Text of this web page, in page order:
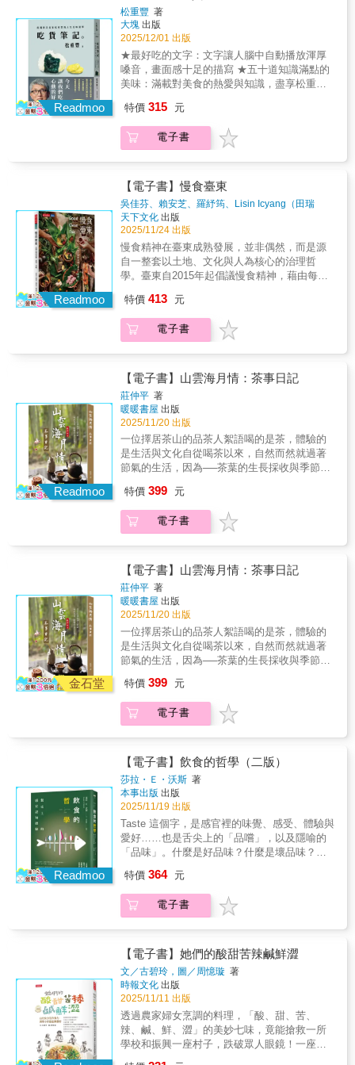
糕的差異？▍茶香入甜單元架構 PART 1 茶香
初章文化・知識・應用：認識世界茶文化與茶
葉應用，解鎖甜點失敗因與改善法。PART 2 烘
焙茶點餅乾・司康・塔・泡芙・蛋糕：茶香入
甜，香氣層層釋放深邃茶葉韻味。PART 3 冰涼
輕甜：冷點・冰品・輕甜點：茶香與冰涼口
感，呈現輕盈的甜美層次。PART 4 速配茶飲：
冷飲・熱飲：創意茶飲與經典沖泡法，甜點的
最佳搭檔。【WHO誰需要本書】 ✓ 餐飲業
者：應用於茶餐廳、咖啡館、甜點店、網路團
力。✓ 美食探索族群：追求新鮮感與文化深度
的你。✓ 書籍收藏者：兼具文化與實作價值的
主題書。【編輯實作分享】 ✦ 阿薩姆紅茶味蘿
蜜雅：焦糖茶香交織脆糖口感，層次豐富。✦
焙茶白巧克力司康：濃郁焙茶香氣結合奶香白
巧克力，溫潤柔和。✦ 紅玉茶香鳳梨酥：紅玉
紅茶融入餅皮，茶香深沉、果韻馥郁。✦ 包種
香氣，甜潤不膩。✦ 玄米茶閃電泡芙：玄米茶
雅。✦ 洋甘菊白巧克力雪糕：花香與奶香交
融，口感絲滑細膩，清新又療癒。✦ 泰式奶茶
焦糖布丁：東方香料茶韻遇上歐風布丁，焦糖
香濃、滑順柔軟。✦ 老薑紅茶黑糖飲：錫蘭紅
茶果香厚韻融入老薑與黑糖，暖身最佳茶飲。
✦ 蔚藍美味書延伸：一鍋到底快煮菜、今天煮
什麼？、尚好呷台灣小吃【本書特色】✦ 跨文
化視角：從台灣出發，走進亞洲、歐洲、美洲
與非洲的茶文化。✦ 材料親民：使用市售易得
的材料、茶葉、茶粉。✦ 食譜多元：37道烘焙
點心╳12道冰涼甜點╳7道速配茶飲。✦ 新手友
善：1100張步驟圖＋Q＆A解惑，一看就懂。✦
文化實作兼具：從茶知識到沖泡溫度全掌握。
✦ 附影片QRCODE：手機隨掃即學，跟著實作
不失敗。✦ 甜點物語＆茶香物語：每道產品都
有文化故事，邊學邊食最有味。✦ 創業實用性
業者。【各界誠摯推薦】 王昭瓔│新純香款茶
舖負責人 林利│高雄廣播電臺「午后陽光第一
階段」主持人孫大明│前宸展光電（廈門）股份
有限公司董事長蔡榮章│蔡榮章茶道思想研究所
所長（按姓氏筆畫少至多排列）
是由許多在地的日常共同堆疊而成」，並營造
出像是在攤車前、餐桌邊、田野裡「隨手拍下
的生活片段」──自然、真實卻又有著完整的故
事。
們用米食說故事的美麗三合院。◆臺灣米食是
──以碗就口，品嚐先人的敬穀謝天，走讀節慶
的豐饒◆臺灣以農立國，在我們的飲食記憶
裡、舌尖上都有著對於米食的熟悉，可能來自
於家中很會下廚的長輩，或和節慶、土地有
關，米食餵養了好幾代的臺灣人。春耕、夏
走，挺過烈日和風雨，將期待許久才得以收割
的米，變化成各式各樣，既能填飽家人肚腹，
又能表達敬天謝天心意的食物。甜粿、發粿、
成為好久沒吃的味道，只待追憶，但也有些仍
存在於日常飲食中。作者跟著阿媽和長輩們一
項項學做、一字一句細聊，將這些手製米食的
美好，梳理成富有畫面的圖文，獻給同樣關心
這片土地和下一代的你。書中收錄了阿媽口述
的家傳做法、年節點滴，蘊藏著珍貴的惜食之
心、先人的料理智慧、虔誠信仰、為兒孫祈福
的心願，還有屬於臺灣獨有的米之味。◆傳統
米食製作費心繁瑣，卻是阿媽們燃燒小宇宙並
過年）甜粿是得安安靜靜、恭恭敬敬製作的年
節米食，阿媽會在農曆年前指派任務給家人們
準備前置作業，選在晚上泡米、清晨磨米，特
意選沒人打擾的時刻全心製作，一起來看看炊
粿禁忌、「南煡北炊」的甜粿以及各種吃法，
還有小琉球的「灰燼甜粿」。▌發粿（發粿發
財，來年運勢預測就靠你了）「甜粿好過年，
發粿發財銀」，除了甜粿，發粿也是重要的年
節食物之一，蒸炊後的發粿綻放成三片、五片
的花瓣，對長輩來說，越開越旺就代表著未來
一年運勢能如繁花似錦、興盛富足。 ▌菜頭粿
（冬季著時的清甜美味）農曆年後已是臺灣白
蘿蔔產季的尾聲，阿媽們認為在白蘿蔔「大
出」時做菜頭粿最划算、做出來最好吃。就像
每年冬季與土地的約定，期望著「食菜頭，好
版本，還有加了蒜苗、豬肉和香菇的料多版
本。▌紅龜粿（紅龜好兆享龜年，一食全家福壽
延）烏龜是長壽的象徵，龜的臺語「ku」音似
「久kú」，將粿做成龜的形狀，向神明與祖先
祈求幸福圓滿、生命綿長，期許人的生命如同
龜 一樣「久久長長」。除了龜，將同樣的粿印
成或製成不同形狀，就有不同名稱和用途；除
的綠豆，加入鹽巴和薑末炒香當成餡的「鹹龜
元宵節，客家人吃菜包和鹹粄圓，當地人稱
「上元節」。農曆正月二十之後，接著是二月
二土地公生，阿媽家的土地公廟會熱烈慶祝、
準備拜拜，在廟裡能看到各式各樣的「米糕
龜」，是農家春祈秋報使用的重要米食。▌草仔
粿（宜雨宜晴三月三，糖漿草粿列先龕）草仔
粿的樣貌不只一種，用青草入粿製作的米食都
能稱為「草仔粿」。像是加入鼠麴草並且包入
菜脯米的版本，還有中部人熟悉、有著香蕉葉
氣息的「包仔粿」、放了艾草的客家「艾
粄」、氣味特殊但美味的「雞屎藤粿」。▌端午
粽（做粽縛粽，迎接夏日來臨）北部粽和南部
粽最大的差異在於「烹煮方式」，因應米種不
同而出現「北炊南煮」。包粽子是種修行，得
坐在椅上數個小時，讓人全神貫注進入心流狀
態的米食！一顆講究的好粽如何做？從處理粽
都是眉角！以及粽子家族的鹼粽、粄粽、粿
粽、鼠麴粿粽，各有千秋。▌米篩目（六月六礤
米篩目，食點心）製作米篩目不繁複，卻需要
至少三人合力、忍耐大灶旁陣陣的高溫熱氣，
一斤的在來米能做出兩斤以上的米篩目，能煮
甜也能煮鹹，是以往的農忙點心、遶境米食。
作者分享米篩目的「世代差異」，以及與臺灣
生活箴言、食譜，與記憶所構成的文學食糧，
由晨至夜，滿桌文字美食，以己身證明高品質
閱讀與飲食對人類文明之重要性！★亞馬遜書
店、《紐約客》、《每日郵報》等【年度好
書】／《紐約時報》、《紐約客》、《書
單》、《柯克斯書評》、《出版人週刊》、
《芝加哥論壇報》《波士頓環球報》等【各界
好評】.†††.「我對邊閱讀邊飲食，和對於在文
真要說的話，這毛病變得比以前更嚴重了。在
內心深處，我依然還是從前那個騎腳踏車回
家、把報紙全部扔在地上後就跑去做一份巨無
子。如今我的背已經不允許我趴在地上太長時
間，但是當我從沙發跑進廚房好幾趟，只為了
讓這份疊加的快樂持續流淌時，我仍舊知曉自
己正在讀一部精妙入神的作品。那是我人生中
最棒的時刻，光是現在回想起來，我幾乎還能
嘗到那番絕妙的滋味。」.「我們談論食物的時
候，從來不是單純在談論食物本身。食物是窺
美感的入口；它觸及我們的本能、學術、神
話、情感、精神與金錢層面。如同詩歌一般，
它向我們揭示了生活之美。它和性愛一樣能夠
與被餵食者，我們藉由將世界放入口中的方式
來了解它。」.†††.身為《紐約時報》備受敬愛
的書評人，德懷特．賈納端出了融合書籍與美
食的作品。這本書是他一生沉迷閱讀、飲食以
及兩者各式結合之產物，既是一部迷人且情感
豐沛的回憶錄，也是只有賈納才能寫出的作
品。他記錄了一整天不同時段——早餐、午
浮現於思緒的作家名句、箴言，以及自己的人
戀，我們見到了紙頁與餐盤後的那個男人，賈
納熱切渴望且永不滿足的形象逐漸顯現。他以
溫柔幽默的筆觸，描繪了他在西維吉尼亞州與
佛羅里達州那不勒斯（Naples）度過的那段充
滿美乃滋的童年時光（還有他父親最拿手的酸
黃瓜花生醬三明治），也寫到了令自己大開眼
界的、來自美食世家的廚師妻子（「克莉小時
候經常把吃剩的田雞腿帶去學校當午餐」），
以及珍視的文字與料理。這是一本值得細細品
味、文火慢燉的作品，雖然很可能只會讓你胃
口大開，激發你想吃得更多的無窮欲望。
Readmoo
松重豐 著
大塊 出版
2025/12/01 出版
★最好吃的文字：文字讓人腦中自動播放渾厚
嗓音，畫面感十足的描寫 ★五十道知識滿點的
美味：滿載對美食的熱愛與知識，盡享松重豐
貴，透過飲食感受人生點滴 「閱讀的瞬間，我
的肚子突然餓了起來⋯⋯」 日本讀者一致警
告： 「請先吃飽再翻開這本書！」 吃貨一致強
比才（飲食作家） 毛奇（飲食作家） 那些日劇
沒有教我的事 林氏璧（日本自助旅遊中毒者）
陪沈團-沈（台南女兒） 莎莎 曾少宗（演員）
痛風老饕（美食Youtuber） 葉怡蘭（飲食生活
作家、《Yilan美食生活玩家》網站主人） 藍白
拖（《百工計畫》作者 松重豐的「私藏口袋名
單」首度公開！ 五十道人生必吃名單、 無法抗
拒的料理記憶、 一本讓你讀到深夜 都想衝去吃
飯的散文集！ 日本最懂吃的男人，寫出一部
家》松重豐首次公開「五十道人生美味清
單」，那些料理不只是味道，更是他人生每一
個階段的記憶與故事。 他以演員級的五感筆
觸，描寫「看、聞、摸、嚐」的瞬間感動，讓
食物不再只是味覺，而是情感與記憶的交織。
從拍攝現場的宵夜便當，到旅途中偶遇的街角
小吃；從福岡家鄉的溫暖家常菜，到與家人共
享的餐桌時光，每一道料理都承載著一段人生
風景。這不是一本食記，而是一部「用味道記
錄人生」的珍貴筆記。 一本讓人又餓、又笑，
想起人生美好時刻的飲食散文集。 每篇文章從
一道料理、一種食材出發，松重豐用幽默、細
膩又深情的筆觸，讓平凡的餐桌成為人生的舞
台：可樂餅搖身一變成為戲劇配角，一顆小小
的鵪鶉蛋，則引出一段屬於昭和味道的故
&mdash;&mdash;那是關於孤獨、幸福、旅
行、家庭與人生的感官之旅。 ＊注意！請勿空
腹閱讀，本書可能導致「深夜訂餐」與「即刻
訂機票飛日本」。 名人推薦語 莎莎
&mdash;&mdash; 我覺得這是一本松重豐先生
想和知心好友說的美食悄悄話，看完後會有一
種身心都得到療癒然後瞬間很餓的好書。 本書
特色 ★《孤獨的美食家》主演親筆寫下
&mdash;&mdash;「五郎下戲後」的吃貨筆記
姿，帶來一場無比迷人的美味書寫。這不只是
散文，而是他在鏡頭之外、餐桌之間，最真實
的味覺記錄與人生感悟。《孤獨的美食家》裡
未曾說出口的美味記憶，全都濃縮在這本書
裡。 ★文字自帶嗓音與畫面感，彷彿五郎在耳
邊低語 一字一句都讓人「看得見食物」，甚至
「聞得到香氣」。從湯頭的蒸氣到筷子夾起時
的重量，松重豐以細膩入微的筆觸重現料理的
氣味、溫度與口感。翻開本書，你的腦中彷彿
自動播放五郎的低沉獨白，肚子餓起來只是時
間問題。 ★滿載對食物的熱愛與知識，打開日
本飲食文化的深層面 這不是單純的「吃飯記
錄」，而是一場味覺與文化的巡禮。從稀有食
材的發現，到料理背後的歷史、人情與職人精
神，松重豐以深厚的熱愛與敬意，寫出食物的
都變得珍貴，從餐桌細節看見人生百味 透過一
道道料理，我們看見了他與家人共享的溫馨時
光，也看見孤獨旅行中一碗熱湯麵的慰藉。本
書不只是寫吃，更是透過飲食書寫人生的喜怒
哀樂與人與人之間的連結。每一頁都讓人感受
到「生活，原來就藏在一口飯裡」。 ★五十道
人生滋味&times;插畫全景呈現，一場專屬吃貨
特價 315 元
電子書
Readmoo
【電子書】慢食臺東
吳佳芬、賴安芝、羅紓筠、Lisin Icyang（田瑞
珍）、牟迎馨著
天下文化 出版
2025/11/24 出版
慢食精神在臺東成熟發展，並非偶然，而是源
自一整套以土地、文化與人為核心的治理哲
學。臺東自2015年起倡議慢食精神，藉由每年
出發的飲食行動」，是「從產地到餐桌」的透
明關係，以及生產者、料理者、消費者三者之
間的共好精神。這樣的詮釋，讓慢食不只是飲
讓外界更理解臺東慢食節發展的歷程與核心概
念。慢食精神在臺東成熟發展，並非偶然，而
是源自一整套以土地、文化與人為核心的治理
哲學。臺東縣長饒慶鈴所提出的「慢經濟」政
策，實際上是一種地方治理的宣言——不傾向
快速開發、拒絕短線思維，強調以慢的節奏打
造深刻底蘊。在這樣的框架下，臺東慢食節不
僅讓外地人嚐到風土滋味，更讓臺東人重新理
解自己的生活方式；慢經濟也讓青年返鄉不只
驗在於：用「慢」重新定義「發展」；不是速
度的比拚，而是韌性的培養；不是一時的亮
點，而是長久的光。
特價 413 元
電子書
Readmoo
【電子書】山雲海月情：茶事日記
莊仲平 著
暖暖書屋 出版
2025/11/20 出版
一位擇居茶山的品茶人絮語喝的是茶，體驗的
是生活與文化自從喝茶以來，自然而然就過著
節氣的生活，因為──茶葉的生長採收與季節息
然緊緊相繫，從品茶中體會人在大自然中天
時、地利與人和的關係。我們生活中存在著節
氣感，節氣隨著歲月流轉更迭，春有百花秋有
氣喝茶過日子，即在感受自然變遷的當下。這
本茶事日記，記錄了一位喝茶人的品茶生活，
隨著四季二十四節氣轉換，與山林一起生息調
節。親訪茶山和茶農，了解茶樹的生長、烘
焙，以及各種烹水、泡茶之工藝知識；品嚐各
式茶種的風味及自製搭配的茶食；布置茶席，
琢磨玩賞各類茶器的型制和觸感；體悟蘊藏在
茶道、茶掛裡的哲理思想和美學韻味。喝茶不
只是品茶，喝茶是一種情境，一種感受，以心
的是生活與文化。所以會在林間清風吹進來的
地方喝茶，在默默蒼蒼有苔香的石上喝茶，在
月光照進來的地方喝茶。相信幸福的人不是因
為擁有的技能多，而是對於日常平凡事物的感
受敏銳，並發現其中的美。期待著未來的每一
天，用茶事來感受生活的美好，並且記錄每一
次與茶的相遇。
特價 399 元
電子書
金石堂
【電子書】山雲海月情：茶事日記
莊仲平 著
暖暖書屋 出版
2025/11/20 出版
一位擇居茶山的品茶人絮語喝的是茶，體驗的
是生活與文化自從喝茶以來，自然而然就過著
節氣的生活，因為──茶葉的生長採收與季節息
然緊緊相繫，從品茶中體會人在大自然中天
時、地利與人和的關係。我們生活中存在著節
氣感，節氣隨著歲月流轉更迭，春有百花秋有
氣喝茶過日子，即在感受自然變遷的當下。這
本茶事日記，記錄了一位喝茶人的品茶生活，
隨著四季二十四節氣轉換，與山林一起生息調
節。親訪茶山和茶農，了解茶樹的生長、烘
焙，以及各種烹水、泡茶之工藝知識；品嚐各
式茶種的風味及自製搭配的茶食；布置茶席，
琢磨玩賞各類茶器的型制和觸感；體悟蘊藏在
茶道、茶掛裡的哲理思想和美學韻味。喝茶不
只是品茶，喝茶是一種情境，一種感受，以心
的是生活與文化。所以會在林間清風吹進來的
地方喝茶，在默默蒼蒼有苔香的石上喝茶，在
月光照進來的地方喝茶。相信幸福的人不是因
為擁有的技能多，而是對於日常平凡事物的感
受敏銳，並發現其中的美。期待著未來的每一
天，用茶事來感受生活的美好，並且記錄每一
次與茶的相遇。
特價 399 元
電子書
Readmoo
【電子書】飲食的哲學（二版）
莎拉・Ｅ・沃斯 著
本事出版 出版
2025/11/19 出版
Taste 這個字，是感官裡的味覺、感受、體驗與
愛好……也是舌尖上的「品嚐」，以及隱喻的
「品味」。什麼是好品味？什麼是壞品味？
食」的滋味與「速食」的制式口味到底誰勝誰
負？食物詐騙與真偽，你分辨得出來嗎？！食
物色情與影像力道刺激著你我的視覺感官……
許多不同面向，包括滋味、食譜、視覺呈現、
真實性、烹飪和一些特定成分，探索我們對這
些層面的潛在認知是如何影響特定文化中的飲
食體驗。飲食是人類的根本，而不同的飲食面
向會如何影響我們對自己的看法。世界上最早
的美食家之一尚．安瑟姆．布里亞－薩瓦蘭
（Jean Anthelme Brillat-Savarin）說：「告訴
我，你吃什麼，我就能知道你是什麼樣的
特價 364 元
電子書
【電子書】她們的酸甜苦辣鹹鮮澀
文／古碧玲，圖／周憶璇 著
時報文化 出版
2025/11/11 出版
透過農家婦女烹調的料理，「酸、甜、苦、
辣、鹹、鮮、澀」的美妙七味，竟能搶救一所
學校和振興一座村子，跌破眾人眼鏡！一座即